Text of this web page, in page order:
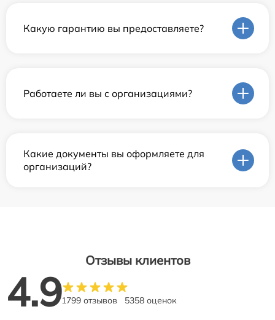
Какую гарантию вы предоставляете?
Работаете ли вы с организациями?
Какие документы вы оформляете для
организаций?
Отзывы клиентов
4.91799 отзывов 5358 оценок